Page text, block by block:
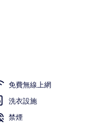
免費無線上網
洗衣設施
禁煙